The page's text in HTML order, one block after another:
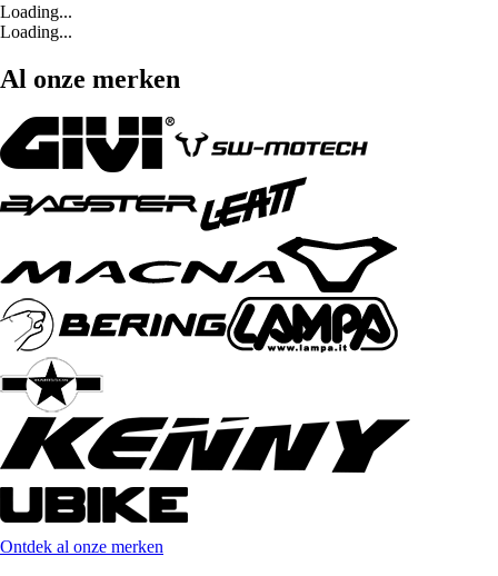
Loading...
Loading...
Al onze merken
Ontdek al onze merken